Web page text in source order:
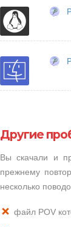
Другие
Вы скачали и
прежнему
несколько
файл POV